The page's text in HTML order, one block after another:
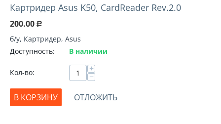
Картридер Asus K50, CardReader Rev.2.0
200.00 Р
б/у, Картридер, Asus
Доступность:
В наличии
Кол-во: +
−
В КОРЗИНУ
ОТЛОЖИТЬ